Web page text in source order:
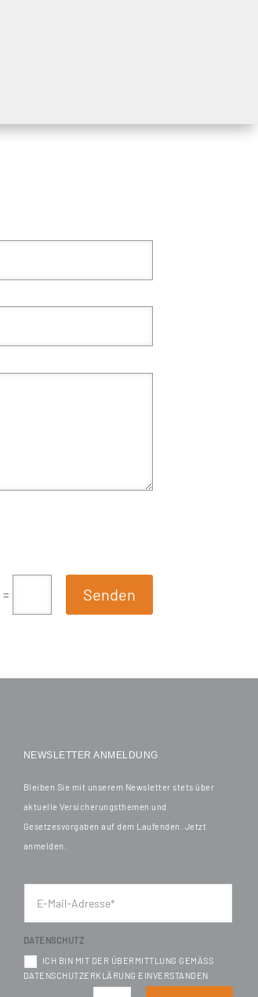
= Senden
NEWSLETTER ANMELDUNG
Bleiben Sie mit unserem Newsletter stets über
aktuelle Versicherungsthemen und
Gesetzesvorgaben auf dem Laufenden. Jetzt
anmelden.
DATENSCHUTZ
ICH BIN MIT DER ÜBERMITTLUNG GEMÄSS D
ATENSCHUTZERKLÄRUNG EINVERSTANDEN